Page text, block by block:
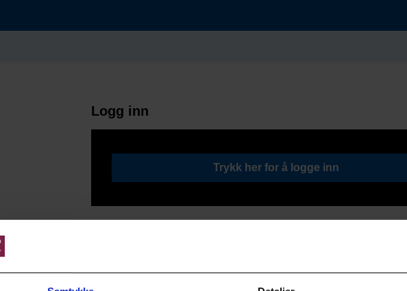
Logg inn
Trykk her for å logge inn